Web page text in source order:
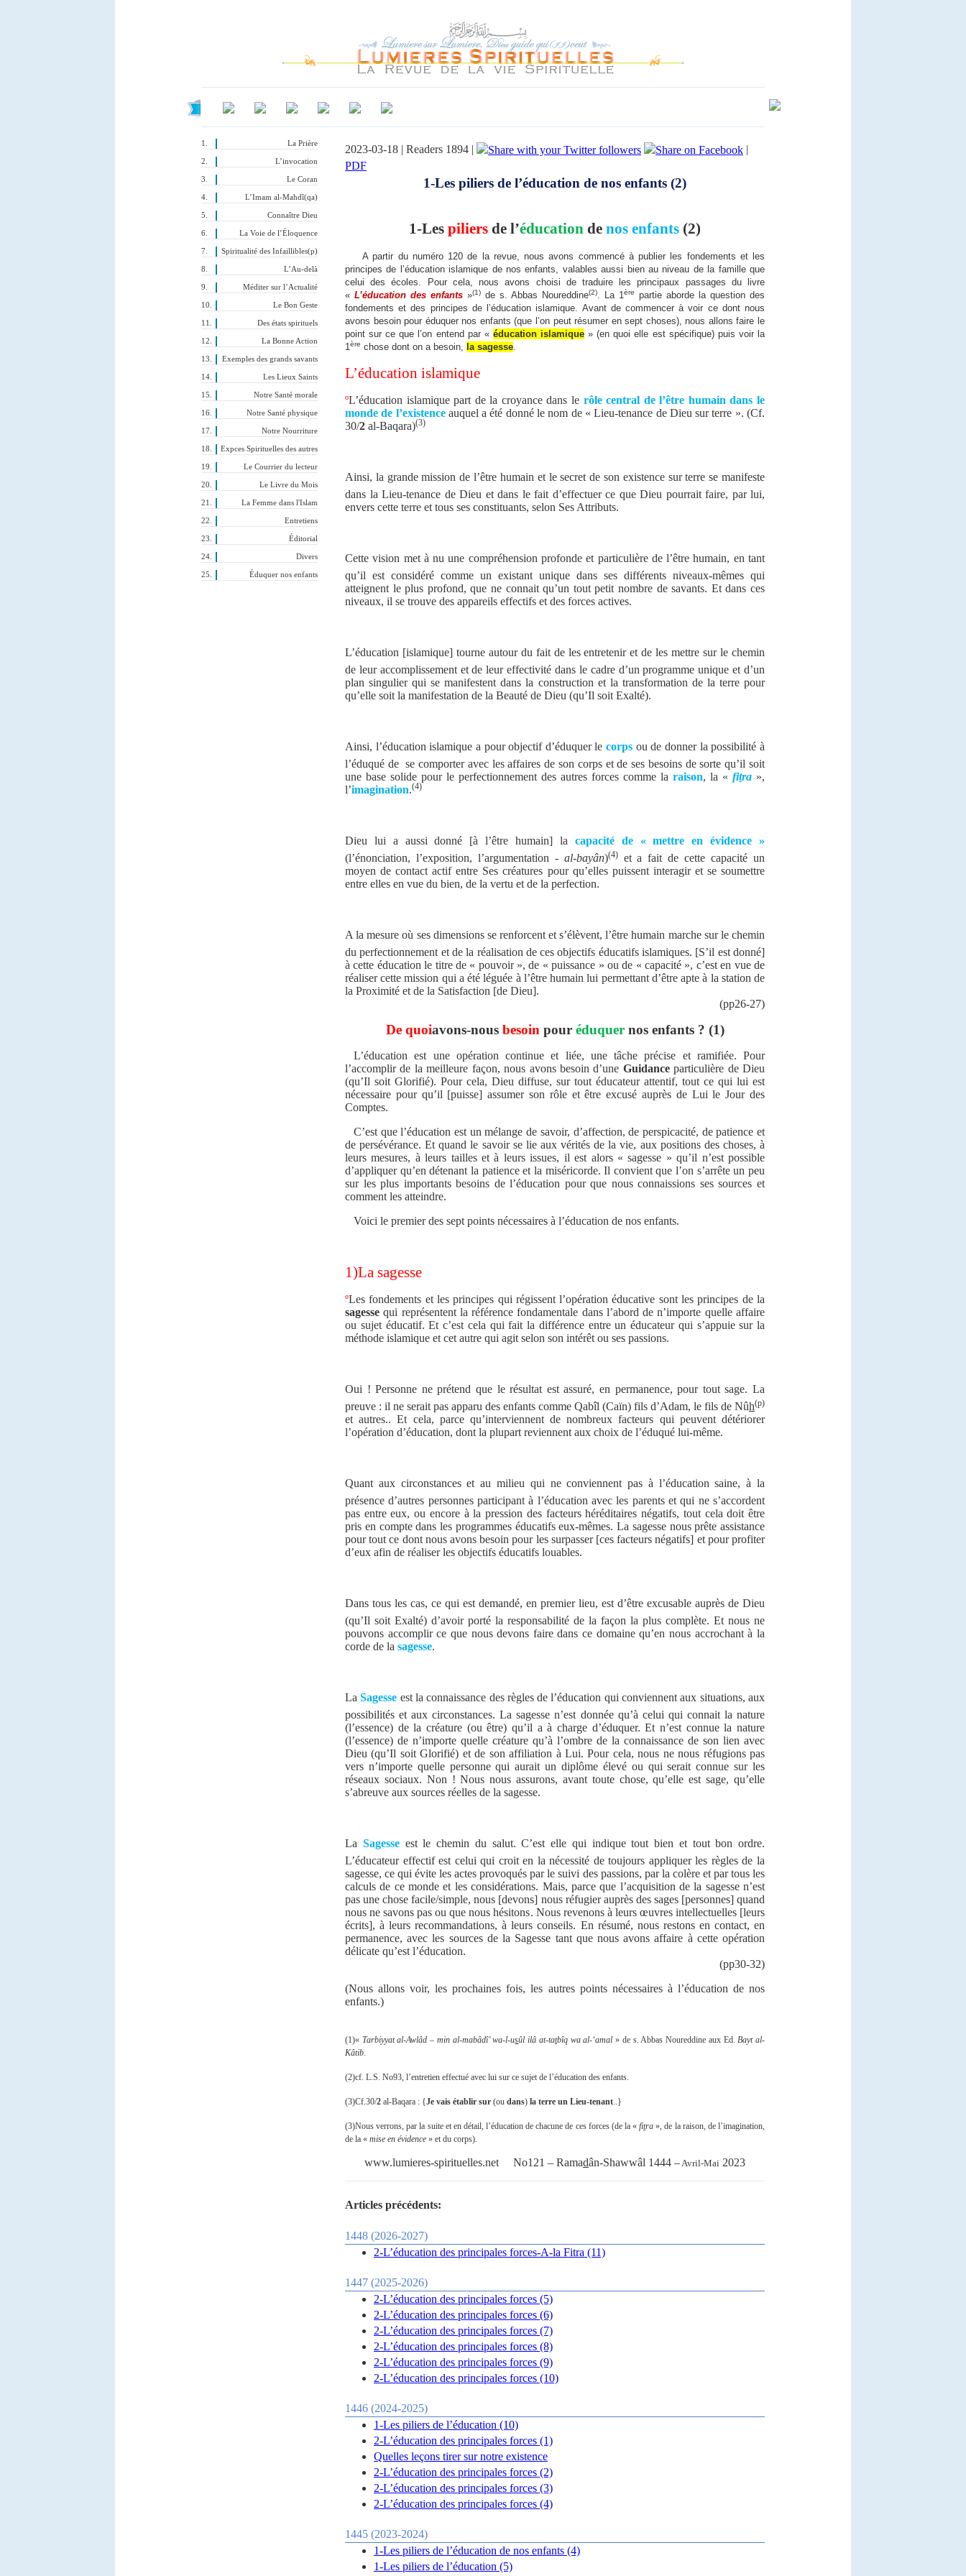
La Prière
L’invocation
Le Coran
L’Imam al-Mahdî(qa)
Connaître Dieu
La Voie de l’Éloquence
Spiritualité des Infaillibles(p)
L’Au-delà
Méditer sur l’Actualité
Le Bon Geste
Des états spirituels
La Bonne Action
Exemples des grands savants
Les Lieux Saints
Notre Santé morale
Notre Santé physique
Notre Nourriture
Expces Spirituelles des autres
Le Courrier du lecteur
Le Livre du Mois
La Femme dans l'Islam
Entretiens
Éditorial
Divers
Éduquer nos enfants
2023-03-18 | Readers 1894 |
|
PDF
1-Les piliers de l’éducation de nos enfants (2)
1-Les piliers de l’éducation de nos enfants (2)
A partir du numéro 120 de la revue, nous avons commencé à publier les fondements et les
principes de l’éducation islamique de nos enfants, valables aussi bien au niveau de la famille que
celui des écoles. Pour cela, nous avons choisi de traduire les principaux passages du livre
« L’éducation des enfants »(1) de s. Abbas Noureddine(2). La 1ère
partie aborde la question des
fondements et des principes de l’éducation islamique. Avant de commencer à voir ce dont nous
avons besoin pour éduquer nos enfants (que l’on peut résumer en sept choses), nous allons faire le
point sur ce que l’on entend par « éducation islamique » (en quoi elle est spécifique) puis voir la
1ère chose dont on a besoin, la sagesse.
L’éducation islamique
ºL’éducation islamique part de la croyance dans le rôle central de l’être humain dans le
monde de l’existenceauquel a été donné le nom de « Lieu-tenance de Dieu sur terre ». (Cf.
30/2 al-Baqara)(3)
Ainsi, la grande mission de l’être humain et le secret de son existence sur terre se manifeste
dans la Lieu-tenance de Dieu et dans le fait d’effectuer ce que Dieu pourrait faire, par lui,
envers cette terre et tous ses constituants, selon Ses Attributs.
Cette vision met à nu une compréhension profonde et particulière de l’être humain, en tant
qu’il est considéré comme un existant unique dans ses différents niveaux-mêmes qui
atteignent le plus profond, que ne connait qu’un tout petit nombre de savants. Et dans ces
niveaux, il se trouve des appareils effectifs et des forces actives.
L’éducation [islamique] tourne autour du fait de les entretenir et de les mettre sur le chemin
de leur accomplissement et de leur effectivité dans le cadre d’un programme unique et d’un
plan singulier qui se manifestent dans la construction et la transformation de la terre pour
qu’elle soit la manifestation de la Beauté de Dieu (qu’Il soit Exalté).
Ainsi, l’éducation islamique a pour objectif d’éduquer lecorps ou de donner la possibilité à
l’éduqué de se comporter avec les affaires de son corps et de ses besoins de sorte qu’il soit
une base solide pour le perfectionnement des autres forces comme la raison, la « fitra »,
l’imagination.(4)
Dieu lui a aussi donné [à l’être humain] la capacité de « mettre en évidence »
(l’énonciation, l’exposition, l’argumentation - al-bayân)(4)et a fait de cette capacité un
moyen de contact actif entre Ses créatures pour qu’elles puissent interagir et se soumettre
entre elles en vue du bien, de la vertu et de la perfection.
A la mesure où ses dimensions se renforcent et s’élèvent, l’être humain marche sur le chemin
du perfectionnement et de la réalisation de ces objectifs éducatifs islamiques. [S’il est donné]
à cette éducation le titre de « pouvoir », de « puissance » ou de « capacité », c’est en vue de
réaliser cette mission qui a été léguée à l’être humain lui permettant d’être apte à la station de
la Proximité et de la Satisfaction [de Dieu].
(pp26-27)
De quoiavons-nous besoinpour éduquer nos enfants ? (1)
L’éducation est une opération continue et liée, une tâche précise et ramifiée. Pour
l’accomplir de la meilleure façon, nous avons besoin d’une Guidanceparticulière de Dieu
(qu’Il soit Glorifié). Pour cela, Dieu diffuse, sur tout éducateur attentif, tout ce qui lui est
nécessaire pour qu’il [puisse] assumer son rôle et être excusé auprès de Lui le Jour des
Comptes.
C’est que l’éducation est un mélange de savoir, d’affection, de perspicacité, de patience et
de persévérance. Et quand le savoir se lie aux vérités de la vie, aux positions des choses, à
leurs mesures, à leurs tailles et à leurs issues, il est alors « sagesse » qu’il n’est possible
d’appliquer qu’en détenant la patience et la miséricorde. Il convient que l’on s’arrête un peu
sur les plus importants besoins de l’éducation pour que nous connaissions ses sources et
comment les atteindre.
Voici le premier des sept points nécessaires à l’éducation de nos enfants.
1)La sagesse
ºLes fondements et les principes qui régissent l’opération éducative sont les principes de la
sagesse qui représentent la référence fondamentale dans l’abord de n’importe quelle affaire
ou sujet éducatif. Et c’est cela qui fait la différence entre un éducateur qui s’appuie sur la
méthode islamique et cet autre qui agit selon son intérêt ou ses passions.
Oui ! Personne ne prétend que le résultat est assuré, en permanence, pour tout sage. La
preuve : il ne serait pas apparu des enfants comme Qabîl (Caïn) fils d’Adam, le fils de Nûh(p)
et autres.. Et cela, parce qu’interviennent de nombreux facteurs qui peuvent détériorer
l’opération d’éducation, dont la plupart reviennent aux choix de l’éduqué lui-même.
Quant aux circonstances et au milieu qui ne conviennent pas à l’éducation saine, à la
présence d’autres personnes participant à l’éducation avec les parents et qui ne s’accordent
pas entre eux, ou encore à la pression des facteurs héréditaires négatifs, tout cela doit être
pris en compte dans les programmes éducatifs eux-mêmes. La sagesse nous prête assistance
pour tout ce dont nous avons besoin pour les surpasser [ces facteurs négatifs] et pour profiter
d’eux afin de réaliser les objectifs éducatifs louables.
Dans tous les cas, ce qui est demandé, en premier lieu, est d’être excusable auprès de Dieu
(qu’Il soit Exalté) d’avoir porté la responsabilité de la façon la plus complète. Et nous ne
pouvons accomplir ce que nous devons faire dans ce domaine qu’en nous accrochant à la
corde de la sagesse.
LaSagesse est la connaissance des règles de l’éducation qui conviennent aux situations, aux
possibilités et aux circonstances. La sagesse n’est donnée qu’à celui qui connait la nature
(l’essence) de la créature (ou être) qu’il a à charge d’éduquer. Et n’est connue la nature
(l’essence) de n’importe quelle créature qu’à l’ombre de la connaissance de son lien avec
Dieu (qu’Il soit Glorifié) et de son affiliation à Lui. Pour cela, nous ne nous réfugions pas
vers n’importe quelle personne qui aurait un diplôme élevé ou qui serait connue sur les
réseaux sociaux. Non ! Nous nous assurons, avant toute chose, qu’elle est sage, qu’elle
s’abreuve aux sources réelles de la sagesse.
La Sagesseest le chemin du salut. C’est elle qui indique tout bien et tout bon ordre.
L’éducateur effectif est celui qui croit en la nécessité de toujours appliquer les règles de la
sagesse, ce qui évite les actes provoqués par le suivi des passions, par la colère et par tous les
calculs de ce monde et les considérations. Mais, parce que l’acquisition de la sagesse n’est
pas une chose facile/simple, nous [devons] nous réfugier auprès des sages [personnes] quand
nous ne savons pas ou que nous hésitons. Nous revenons à leurs œuvres intellectuelles [leurs
écrits], à leurs recommandations, à leurs conseils. En résumé, nous restons en contact, en
permanence, avec les sources de la Sagesse tant que nous avons affaire à cette opération
délicate qu’est l’éducation.
(pp30-32)
(Nous allons voir, les prochaines fois, les autres points nécessaires à l’éducation de nos
enfants.)
(1)« Tarbiyyat al-Awlâd – min al-mabâdî’ wa-l-usûl ilâ at-tatbîq wa al-‘amal » de s. Abbas Noureddine aux Ed.Bayt al-
Kâtib.
(2)cf. L.S. No93, l’entretien effectué avec lui sur ce sujet de l’éducation des enfants.
(3)Cf.30/2 al-Baqara : {Je vais établir sur (ou dans) la terre un Lieu-tenant..}
(3)Nous verrons, par la suite et en détail, l’éducation de chacune de ces forces (de la «fitra », de la raison, de l’imagination,
de la « mise en évidence » et du corps).
www.lumieres-spirituelles.net No121 – Ramadân-Shawwâl 1444 –Avril-Mai 2023
Articles précédents:
1448 (2026-2027)
2-L’éducation des principales forces-A-la Fitra (11)
1447 (2025-2026)
2-L’éducation des principales forces (5)
2-L’éducation des principales forces (6)
2-L’éducation des principales forces (7)
2-L’éducation des principales forces (8)
2-L’éducation des principales forces (9)
2-L’éducation des principales forces (10)
1446 (2024-2025)
1-Les piliers de l’éducation (10)
2-L’éducation des principales forces (1)
Quelles leçons tirer sur notre existence
2-L’éducation des principales forces (2)
2-L’éducation des principales forces (3)
2-L’éducation des principales forces (4)
1445 (2023-2024)
1-Les piliers de l’éducation de nos enfants (4)
1-Les piliers de l’éducation (5)